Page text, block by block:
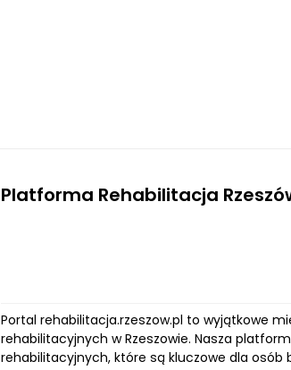
Platforma Rehabilitacja
Portal rehabilitacja.rzeszow.pl to wyjątkowe
rehabilitacyjnych w Rzeszowie. Nasza
rehabilitacyjnych, które są kluczowe dla osób